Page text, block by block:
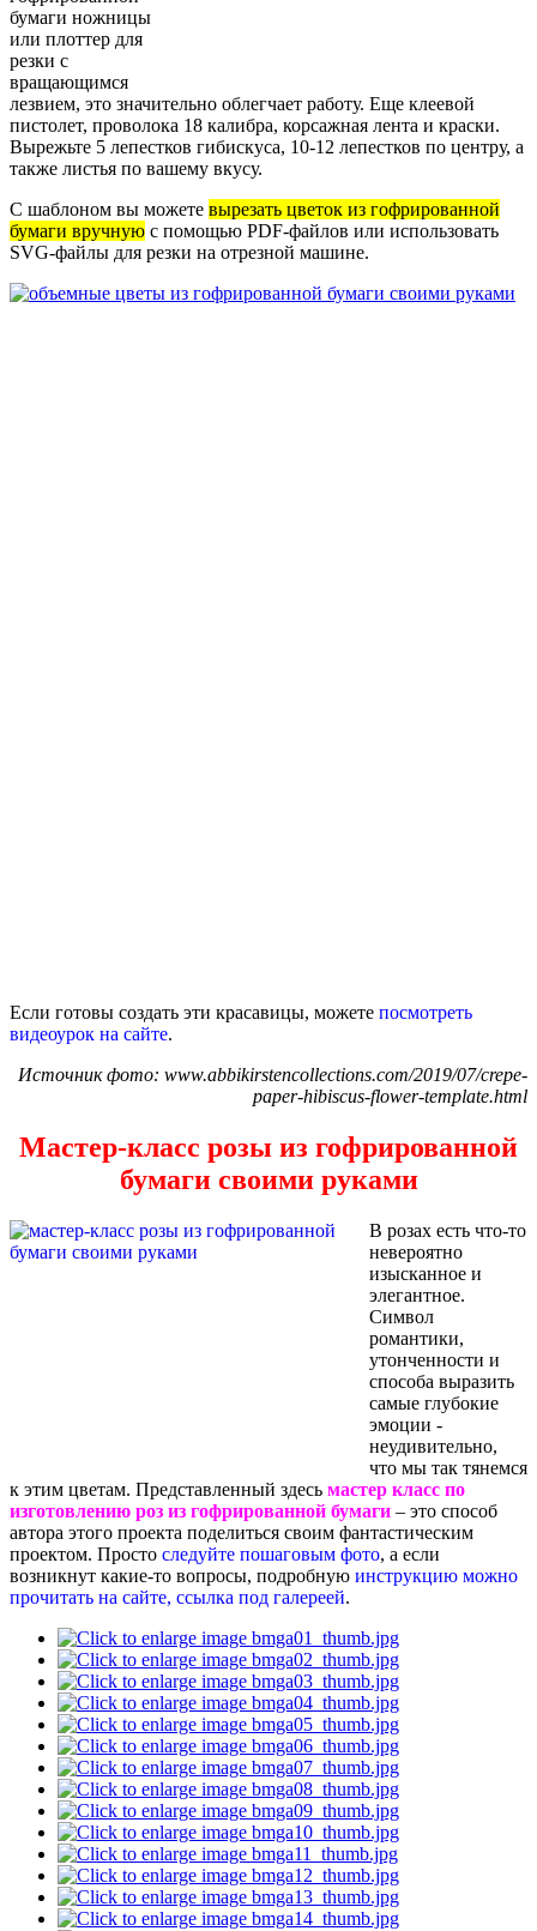
бумаги ножницы
или плоттер для
резки с
вращающимся
лезвием, это значительно облегчает работу. Еще клеевой
пистолет, проволока 18 калибра, корсажная лента и краски.
Вырежьте 5 лепестков гибискуса, 10-12 лепестков по центру, а
также листья по вашему вкусу.
С шаблоном вы можете вырезать цветок из гофрированной
бумаги вручную с помощью PDF-файлов или использовать
SVG-файлы для резки на отрезной машине.
Если готовы создать эти красавицы, можете посмотреть
видеоурок на сайте.
Источник фото: www.abbikirstencollections.com/2019/07/crepe-
paper-hibiscus-flower-template.html
Мастер-класс розы из гофрированной
бумаги своими руками
В розах есть что-то
невероятно
изысканное и
элегантное.
Символ
романтики,
утонченности и
способа выразить
самые глубокие
эмоции -
неудивительно,
что мы так тянемся
к этим цветам. Представленный здесь мастер класс по
изготовлению роз из гофрированной бумаги – это способ
автора этого проекта поделиться своим фантастическим
проектом. Просто следуйте пошаговым фото, а если
возникнут какие-то вопросы, подробную инструкцию можно
прочитать на сайте, ссылка под галереей.